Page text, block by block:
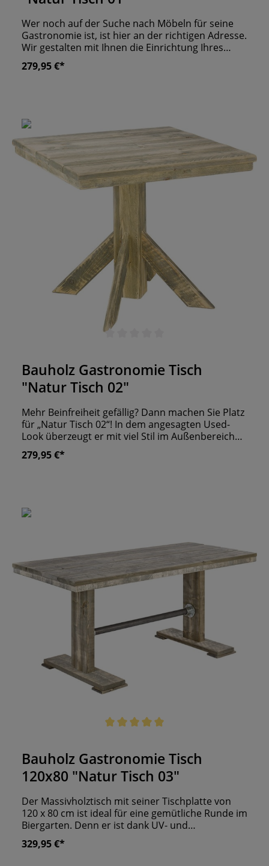
Wer noch auf der Suche nach Möbeln für seine
Gastronomie ist, ist hier an der richtigen Adresse.
Wir gestalten mit Ihnen die Einrichtung Ihres
Lokals – egal ob In- oder Outdoor. Dieser Tisch
zum Beispiel überzeugt durch vielerlei Qualitäten:
gibt ihn in vier unterschiedlichen Beiztönen und
zwei verschiedenen Maßen. Worauf warten Sie
noch? Holen Sie sich den stylishen Tisch mit den
dicken Beinen. Wir stehen für Fragen zur
Verfügung. Made in Germany Jedes Möbelstück
ist ein Unikat Gefertigt aus massivem Bauholz, für
den Einsatz im In- und Outdoor Bereich UV- und
279,95 €*
Bauholz Gastronomie Tisch
"Natur Tisch 02"
Mehr Beinfreiheit gefällig? Dann machen Sie Platz
für „Natur Tisch 02“! In dem angesagten Used-
Look überzeugt er mit viel Stil im Außenbereich
Ihrer Gastronomie. Dank UV- und
Wetterbeständigkeit haben Sie keine Arbeit
dem „Made in Germany“ Siegel. Wenn das noch
nicht Grund genug ist, dann wird Ihr
jedes Möbelstück ist ein Unikat! Zögern Sie nicht
und bestellen Sie ihn in einer der vier Farben und
zwei Größen für Ihr Lokal. Wir helfen gern bei
Fragen weiter. Made in Germany Jedes
Möbelstück ist ein Unikat Gefertigt aus massivem
Bauholz, für den Einsatz im In- und Outdoor
Bereich UV- und Wetterbeständig
279,95 €*
Bauholz Gastronomie Tisch
120x80 "Natur Tisch 03"
Der Massivholztisch mit seiner Tischplatte von
120 x 80 cm ist ideal für eine gemütliche Runde im
Biergarten. Denn er ist dank UV- und
Wetterbeständigkeit perfekt für den Einsatz im In-
und Outdoor Bereich. Ihre Gäste werden die
329,95 €*